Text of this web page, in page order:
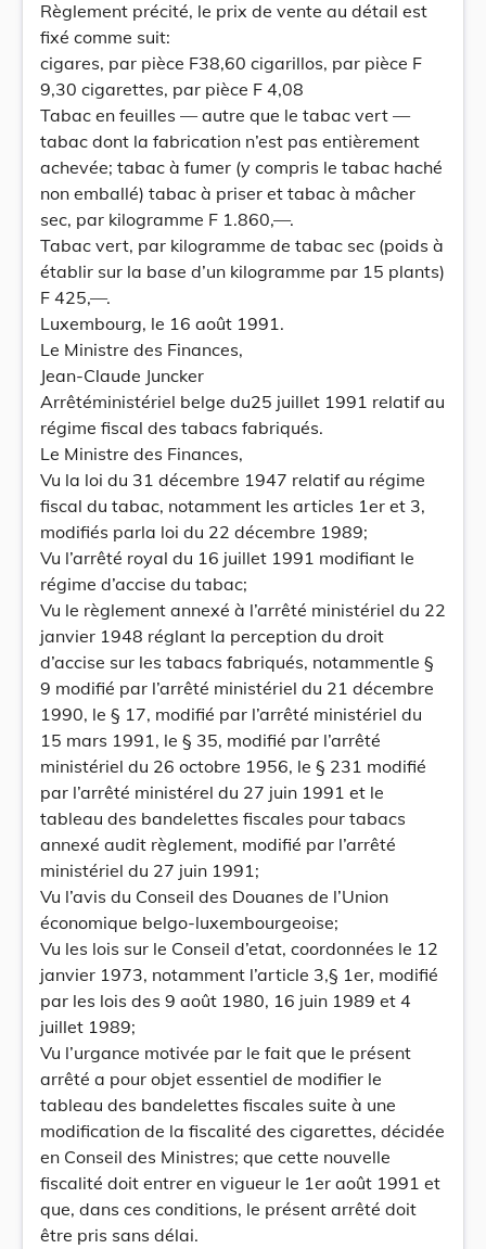
Règlement précité, le prix de vente au détail est
fixé comme suit:
cigares, par pièce F38,60 cigarillos, par pièce F
9,30 cigarettes, par pièce F 4,08
Tabac en feuilles — autre que le tabac vert —
tabac dont la fabrication n’est pas entièrement
achevée; tabac à fumer (y compris le tabac haché
non emballé) tabac à priser et tabac à mâcher
sec, par kilogramme F 1.860,—.
Tabac vert, par kilogramme de tabac sec (poids à
établir sur la base d’un kilogramme par 15 plants)
F 425,—.
Luxembourg, le 16 août 1991.
Le Ministre des Finances,
Jean-Claude Juncker
Arrêtéministériel belge du25 juillet 1991 relatif au
régime fiscal des tabacs fabriqués.
Le Ministre des Finances,
Vu la loi du 31 décembre 1947 relatif au régime
fiscal du tabac, notamment les articles 1er et 3,
modifiés parla loi du 22 décembre 1989;
Vu l’arrêté royal du 16 juillet 1991 modifiant le
régime d’accise du tabac;
Vu le règlement annexé à l’arrêté ministériel du 22
janvier 1948 réglant la perception du droit
d’accise sur les tabacs fabriqués, notammentle §
9 modifié par l’arrêté ministériel du 21 décembre
1990, le § 17, modifié par l’arrêté ministériel du
15 mars 1991, le § 35, modifié par l’arrêté
ministériel du 26 octobre 1956, le § 231 modifié
par l’arrêté ministérel du 27 juin 1991 et le
tableau des bandelettes fiscales pour tabacs
annexé audit règlement, modifié par l’arrêté
ministériel du 27 juin 1991;
Vu l’avis du Conseil des Douanes de l’Union
économique belgo-luxembourgeoise;
Vu les lois sur le Conseil d’etat, coordonnées le 12
janvier 1973, notamment l’article 3,§ 1er, modifié
par les lois des 9 août 1980, 16 juin 1989 et 4
juillet 1989;
Vu l’urgance motivée par le fait que le présent
arrêté a pour objet essentiel de modifier le
tableau des bandelettes fiscales suite à une
modification de la fiscalité des cigarettes, décidée
en Conseil des Ministres; que cette nouvelle
fiscalité doit entrer en vigueur le 1er août 1991 et
que, dans ces conditions, le présent arrêté doit
être pris sans délai.